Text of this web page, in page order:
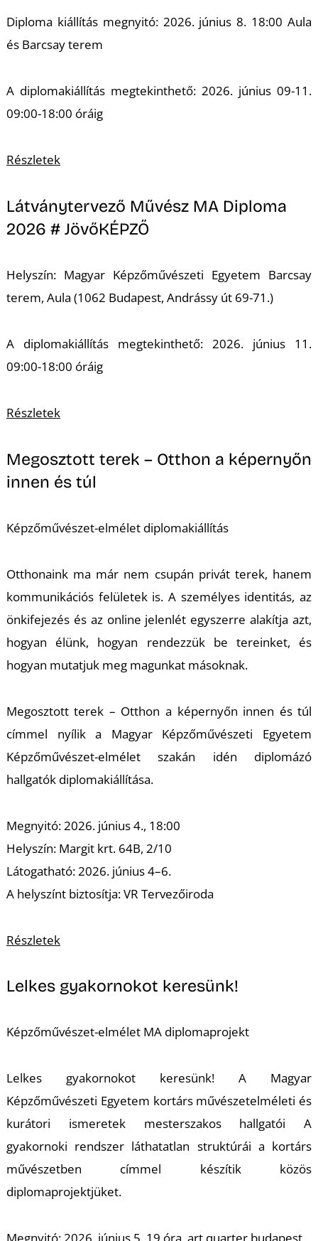
Diploma kiállítás megnyitó: 2026. június 8. 18:00 Aula
és Barcsay terem
A diplomakiállítás megtekinthető: 2026. június 09-11.
09:00-18:00 óráig
Részletek
Látványtervező Művész MA Diploma
2026 # JövőKÉPZŐ
Helyszín: Magyar Képzőművészeti Egyetem Barcsay
terem, Aula (1062 Budapest, Andrássy út 69-71.)
A diplomakiállítás megtekinthető: 2026. június 11.
09:00-18:00 óráig
Részletek
Megosztott terek – Otthon a képernyőn
innen és túl
Képzőművészet-elmélet diplomakiállítás
Otthonaink ma már nem csupán privát terek, hanem
kommunikációs felületek is. A személyes identitás, az
önkifejezés és az online jelenlét egyszerre alakítja azt,
hogyan élünk, hogyan rendezzük be tereinket, és
hogyan mutatjuk meg magunkat másoknak.
Megosztott terek – Otthon a képernyőn innen és túl
címmel nyílik a Magyar Képzőművészeti Egyetem
Képzőművészet-elmélet szakán idén diplomázó
hallgatók diplomakiállítása.
Megnyitó: 2026. június 4., 18:00
Helyszín: Margit krt. 64B, 2/10
Látogatható: 2026. június 4–6.
A helyszínt biztosítja: VR Tervezőiroda
Részletek
Lelkes gyakornokot keresünk!
Képzőművészet-elmélet MA diplomaprojekt
Lelkes gyakornokot keresünk! A Magyar
Képzőművészeti Egyetem kortárs művészetelméleti és
kurátori ismeretek mesterszakos hallgatói A
gyakornoki rendszer láthatatlan struktúrái a kortárs
művészetben címmel készítik közös
diplomaprojektjüket.